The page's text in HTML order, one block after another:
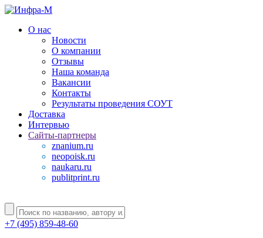
О нас
Новости
О компании
Отзывы
Наша команда
Вакансии
Контакты
Результаты проведения СОУТ
Доставка
Интервью
Сайты-партнеры
znanium.ru
neopoisk.ru
naukaru.ru
publitprint.ru
+7 (495) 859-48-60